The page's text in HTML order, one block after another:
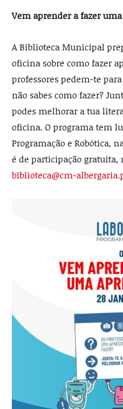
Vem aprender a fazer
A Biblioteca Municipal
oficina sobre como fazer
professores pedem-te
não sabes como fazer?
podes melhorar a tua
oficina. O programa tem
Programação e Robótica,
é de participação
biblioteca@cm-